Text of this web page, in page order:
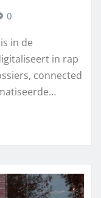
0
in de
in rap
connected